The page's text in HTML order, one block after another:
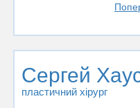
Сергей
пластичний хірург